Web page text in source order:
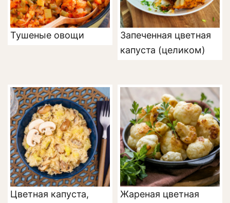
Тушеные овощи
Запеченная цветная
капуста (целиком)
Цветная капуста,
Жареная цветная